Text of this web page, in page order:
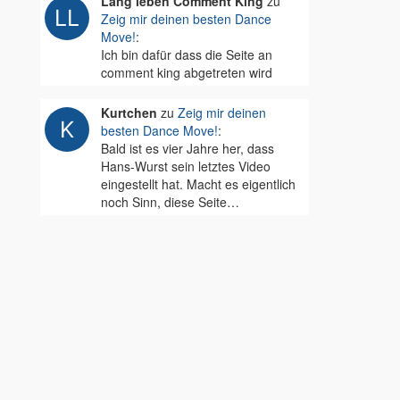
Zeig mir deinen besten Dance
Move!:
Ich bin dafür dass die Seite an
comment king abgetreten wird
Kurtchen zu Zeig mir deinen
besten Dance Move!:
Bald ist es vier Jahre her, dass
Hans-Wurst sein letztes Video
eingestellt hat. Macht es eigentlich
noch Sinn, diese Seite…